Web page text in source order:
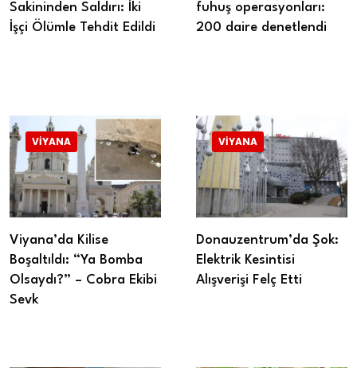
Sakininden Saldırı: İki
İşçi Ölümle Tehdit Edildi
fuhuş operasyonları:
200 daire denetlendi
VIYANA
Viyana’da Kilise
Boşaltıldı: “Ya Bomba
Olsaydı?” – Cobra Ekibi
Sevk
VIYANA
Donauzentrum’da Şok:
Elektrik Kesintisi
Alışverişi Felç Etti